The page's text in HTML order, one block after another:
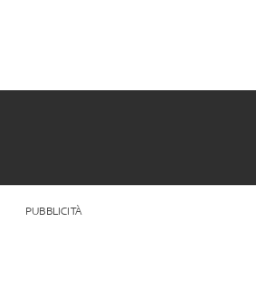
PUBBLICITÀ